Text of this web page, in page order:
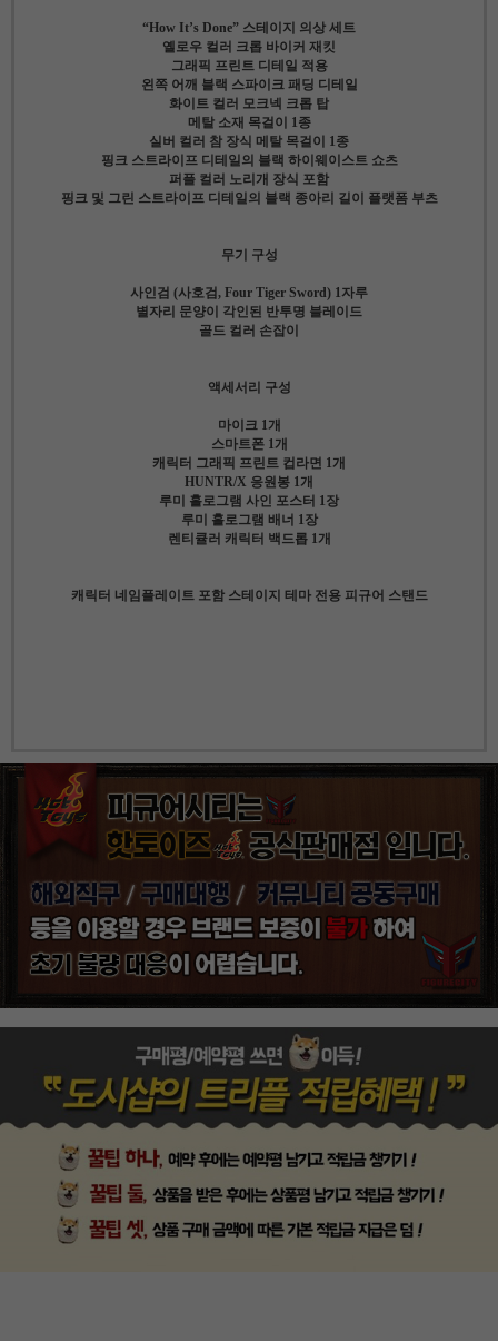
“How It’s Done” 스테이지 의상 세트
옐로우 컬러 크롭 바이커 재킷
그래픽 프린트 디테일 적용
왼쪽 어깨 블랙 스파이크 패딩 디테일
화이트 컬러 모크넥 크롭 탑
메탈 소재 목걸이 1종
실버 컬러 참 장식 메탈 목걸이 1종
핑크 스트라이프 디테일의 블랙 하이웨이스트 쇼츠
퍼플 컬러 노리개 장식 포함
핑크 및 그린 스트라이프 디테일의 블랙 종아리 길이 플랫폼 부츠
무기 구성
사인검 (사호검, Four Tiger Sword) 1자루
별자리 문양이 각인된 반투명 블레이드
골드 컬러 손잡이
액세서리 구성
마이크 1개
스마트폰 1개
캐릭터 그래픽 프린트 컵라면 1개
HUNTR/X 응원봉 1개
루미 홀로그램 사인 포스터 1장
루미 홀로그램 배너 1장
렌티큘러 캐릭터 백드롭 1개
캐릭터 네임플레이트 포함 스테이지 테마 전용 피규어 스탠드